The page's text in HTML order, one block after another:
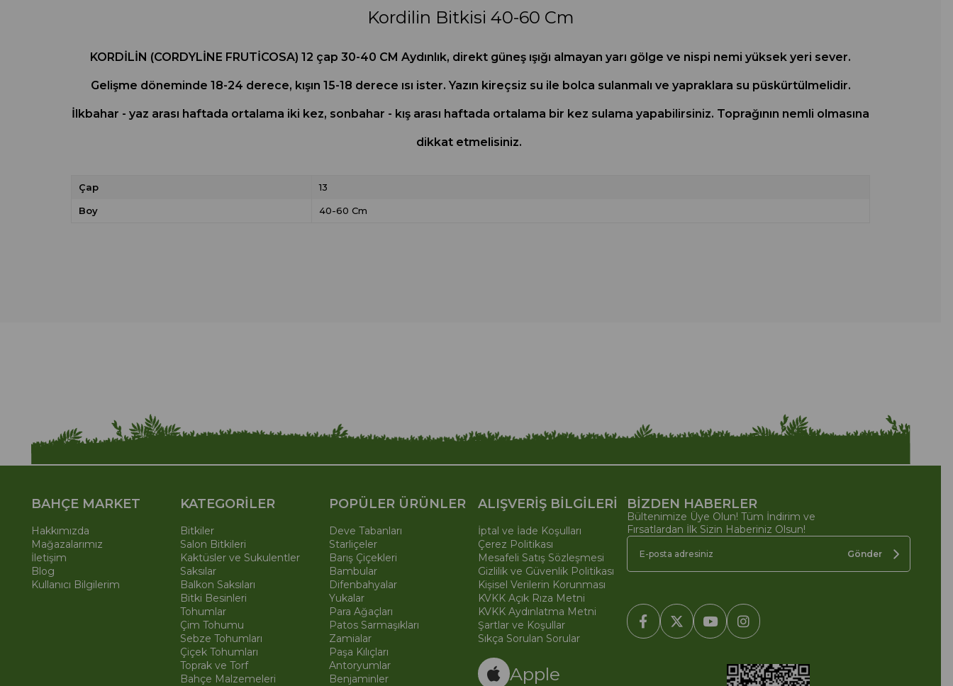
Kordilin Bitkisi 40-60 Cm
KORDİLİN (CORDYLİNE FRUTİCOSA) 12 çap 30-40 CM Aydınlık, direkt güneş ışığı almayan yarı gölge ve nispi nemi yüksek yeri sever.
Gelişme döneminde 18-24 derece, kışın 15-18 derece ısı ister. Yazın kireçsiz su ile bolca sulanmalı ve yapraklara su püskürtülmelidir.
İlkbahar - yaz arası haftada ortalama iki kez, sonbahar - kış arası haftada ortalama bir kez sulama yapabilirsiniz. Toprağının nemli olmasına
dikkat etmelisiniz.
Çap 13
Boy 40-60 Cm
BAHÇE MARKET
Hakkımızda
Mağazalarımız
İletişim
Blog
Kullanıcı Bilgilerim
KATEGORİLER
Bitkiler
Salon Bitkileri
Kaktüsler ve Sukulentler
Saksılar
Balkon Saksıları
Bitki Besinleri
Tohumlar
Çim Tohumu
Sebze Tohumları
Çiçek Tohumları
Toprak ve Torf
Bahçe Malzemeleri
POPÜLER ÜRÜNLER
Deve Tabanları
Starliçeler
Barış Çiçekleri
Bambular
Difenbahyalar
Yukalar
Para Ağaçları
Patos Sarmaşıkları
Zamialar
Paşa Kılıçları
Antoryumlar
Benjaminler
ALIŞVERİŞ BİLGİLERİ
İptal ve İade Koşulları
Çerez Politikası
Mesafeli Satış Sözleşmesi
Gizlilik ve Güvenlik Politikası
Kişisel Verilerin Korunması
KVKK Açık Rıza Metni
KVKK Aydınlatma Metni
Şartlar ve Koşullar
Sıkça Sorulan Sorular
Apple
BİZDEN HABERLER
Bültenimize Üye Olun! Tüm İndirim ve
Fırsatlardan İlk Sizin Haberiniz Olsun!
Gönder